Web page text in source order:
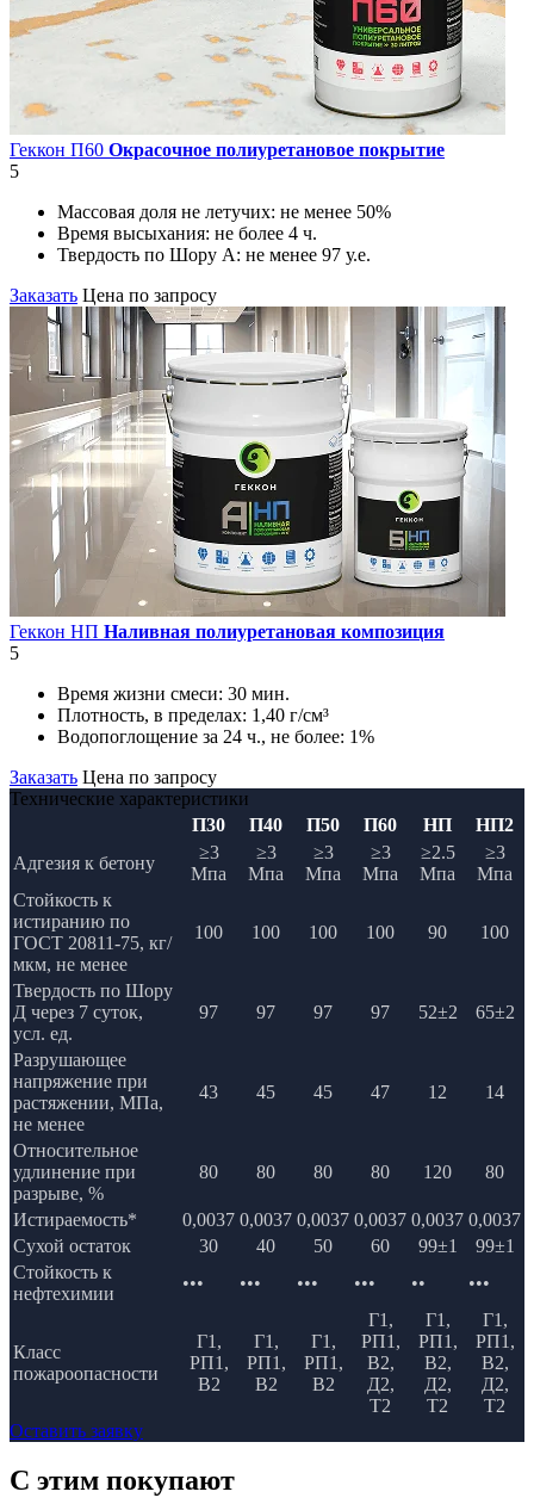
Геккон П60 Окрасочное полиуретановое покрытие
5
Массовая доля не летучих: не менее 50%
Время высыхания: не более 4 ч.
Твердость по Шору А: не менее 97 у.е.
Заказать Цена по запросу
Геккон НП Наливная полиуретановая композиция
5
Время жизни смеси: 30 мин.
Плотность, в пределах: 1,40 г/см³
Водопоглощение за 24 ч., не более: 1%
Заказать Цена по запросу
Технические характеристики
П30
П40 П50 П60 НП
НП2
Адгезия к бетону
≥3
Мпа
≥3
Мпа
≥3
Мпа
≥3
Мпа
≥2.5
Мпа
≥3
Мпа
Стойкость к
истиранию по
ГОСТ 20811-75, кг/
мкм, не менее
100 100 100 100 90 100
Твердость по Шору
Д через 7 суток,
усл. ед.
97 97 97 97 52±2 65±2
Разрушающее
напряжение при
растяжении, МПа,
не менее
43 45 45 47 12 14
Относительное
удлинение при
разрыве, %
80 80 80 80 120 80
Истираемость* 0,0037 0,0037 0,0037 0,0037 0,0037 0,0037
Сухой остаток
30 40 50 60 99±1
99±1
Стойкость к
нефтехимии
••• ••• ••• ••• •• •••
Класс
пожароопасности
Г1,
РП1,
В2
Г1,
РП1,
В2
Г1,
РП1,
В2
Г1,
РП1,
В2,
Д2,
Т2
Г1,
РП1,
В2,
Д2,
Т2
Г1,
РП1,
В2,
Д2,
Т2
Оставить заявку
C этим покупают